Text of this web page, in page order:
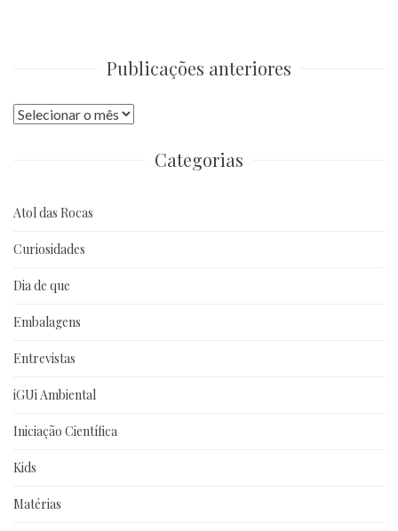
Publicações anteriores
Publicações
Categorias
Atol das Rocas
Curiosidades
Dia de que
Embalagens
Entrevistas
iGUi Ambiental
Iniciação Científica
Kids
Matérias